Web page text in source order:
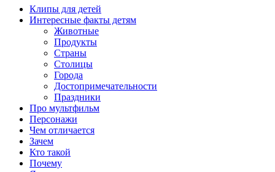
интересные факты про страны, столицы и города, клипы из
мультфильмов, мульт-клипы, песни из мультиков, детские
клипы, интересные факты о мультфильмах и про персонажей
мультфильмов
Клипы для детей
Интересные факты детям
Животные
Продукты
Страны
Столицы
Города
Достопримечательности
Праздники
Про мультфильм
Персонажи
Чем отличается
Зачем
Кто такой
Почему